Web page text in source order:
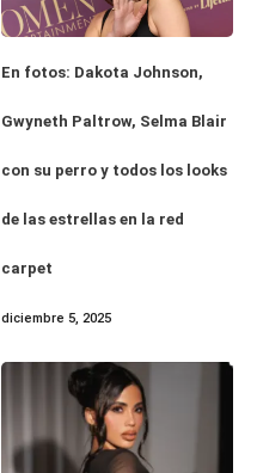
En fotos: Dakota Johnson,
Gwyneth Paltrow, Selma Blair
con su perro y todos los looks
de las estrellas en la red
carpet
diciembre 5, 2025